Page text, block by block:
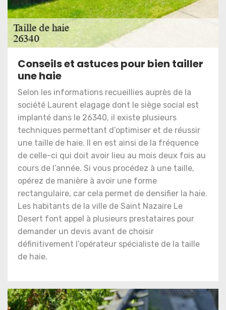
Conseils et astuces pour bien tailler
une haie
Selon les informations recueillies auprès de la
société Laurent elagage dont le siège social est
implanté dans le 26340, il existe plusieurs
techniques permettant d’optimiser et de réussir
une taille de haie. Il en est ainsi de la fréquence
de celle-ci qui doit avoir lieu au mois deux fois au
cours de l’année. Si vous procédez à une taille,
opérez de manière à avoir une forme
rectangulaire, car cela permet de densifier la haie.
Les habitants de la ville de Saint Nazaire Le
Desert font appel à plusieurs prestataires pour
demander un devis avant de choisir
définitivement l’opérateur spécialiste de la taille
de haie.